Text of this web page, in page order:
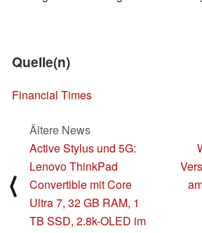
Quelle(n)
Financial Times
⟨
Ältere News
Active Stylus und 5G:
Lenovo ThinkPad
Convertible mit Core
Ultra 7, 32 GB RAM, 1
TB SSD, 2.8k-OLED im